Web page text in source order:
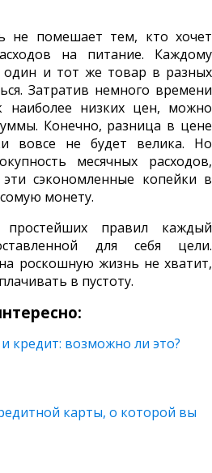
не помешает тем, кто хочет
на питание. Каждому
один и тот же товар в разных
Затратив немного времени
наиболее низких цен, можно
Конечно, разница в цене
вовсе не будет велика. Но
месячных расходов,
сэкономленные копейки в
монету.
простейших правил каждый
для себя цели.
роскошную жизнь не хватит,
в пустоту.
кредит: возможно ли это?
карты, о которой вы